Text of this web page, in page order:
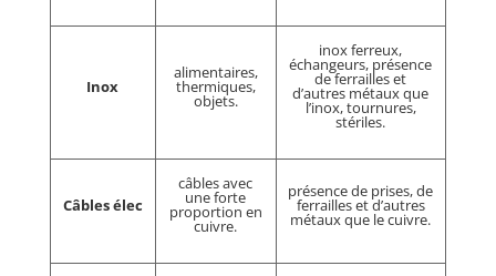
Inox
alimentaires,
thermiques,
objets.
inox ferreux,
échangeurs, présence
de ferrailles et
d’autres métaux que
l’inox, tournures,
stériles.
Câbles élec
câbles avec
une forte
proportion en
cuivre.
présence de prises, de
ferrailles et d’autres
métaux que le cuivre.